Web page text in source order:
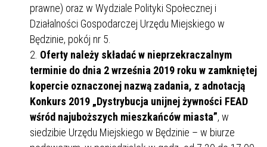
prawne) oraz w Wydziale Polityki Społecznej i
Działalności Gospodarczej Urzędu Miejskiego w
Będzinie, pokój nr 5.
Oferty należy składać w nieprzekraczalnym
terminie do dnia 2 września 2019 roku w zamkniętej
kopercie oznaczonej nazwą zadania, z adnotacją
Konkurs 2019 „Dystrybucja unijnej żywności FEAD
wśród najuboższych mieszkańców miasta”, w
siedzibie Urzędu Miejskiego w Będzinie – w biurze